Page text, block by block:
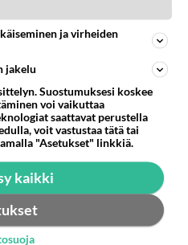
vääristelee kun tuo
myös Iltalehden
Marin on todellinen
eihän lehti myisi eikä saisi
suosituimmasta
kirjoittaisi vaikka
ja virheiden
jakelu
Suostumuksesi koskee
voi vaikuttaa
saattavat perustella
voit vastustaa tätä tai
"Asetukset" linkkiä.
kaikki